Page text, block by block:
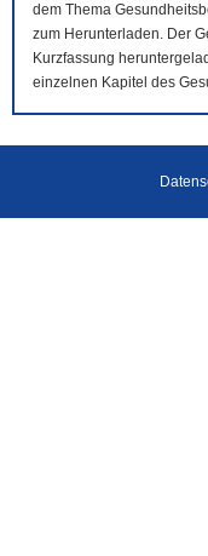
dem Thema
zum Herunterladen. Der
Kurzfassung
einzelnen Kapitel des